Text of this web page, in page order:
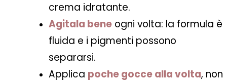
crema idratante.
Agitala bene ogni volta: la formula è
fluida e i pigmenti possono
separarsi.
Applica poche gocce alla volta, non